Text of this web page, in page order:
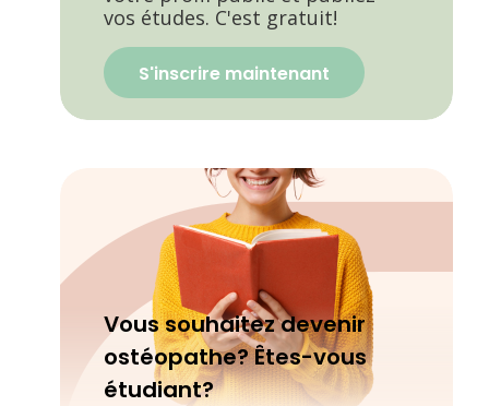
vos études. C'est gratuit!
S'inscrire maintenant
Vous souhaitez devenir
ostéopathe? Êtes-vous
étudiant?